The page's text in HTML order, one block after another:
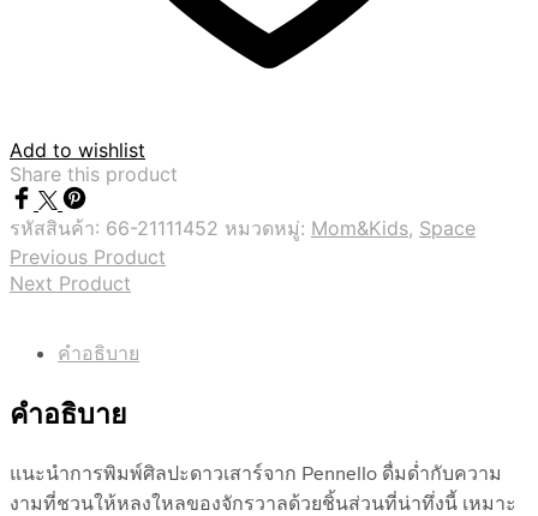
Add to wishlist
Share this product
รหัสสินค้า: 66-21111452 หมวดหมู่: Mom&Kids, Space
Previous Product
Next Product
คำอธิบาย
คำอธิบาย
แนะนำการพิมพ์ศิลปะดาวเสาร์จาก Pennello ดื่มด่ำกับความ
งามที่ชวนให้หลงใหลของจักรวาลด้วยชิ้นส่วนที่น่าทึ่งนี้ เหมาะ